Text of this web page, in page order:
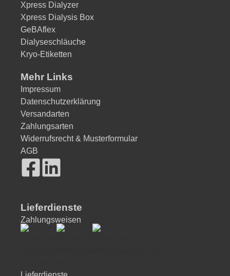
Xpress Dialyzer
Xpress Dialysis Box
GeBAflex
Dialyseschläuche
Kryo-Etiketten
Mehr Links
Impressum
Datenschutzerklärung
Versandarten
Zahlungsarten
Widerrufsrecht & Musterformular
AGB
Lieferdienste
Zahlungsweisen